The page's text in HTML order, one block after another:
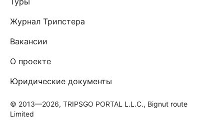
Журнал Трипстера
Вакансии
О проекте
Юридические документы
© 2013—2026, TRIPSGO PORTAL L.L.C., Bignut route
Limited